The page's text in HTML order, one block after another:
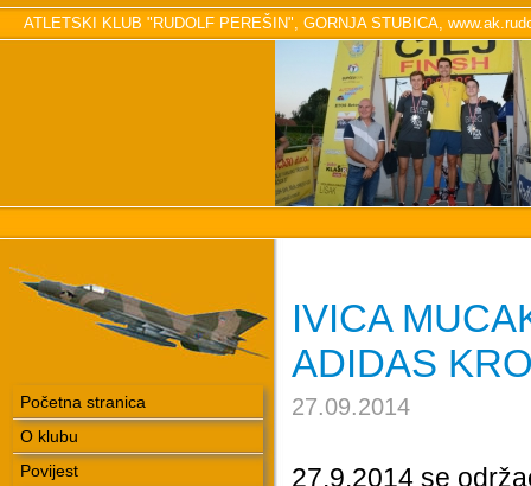
ATLETSKI KLUB "RUDOLF PEREŠIN", GORNJA STUBICA,
Početna stranica
O klubu
Povijest
IVICA
ADIDAS
27.09.2014
27.9.2014 se